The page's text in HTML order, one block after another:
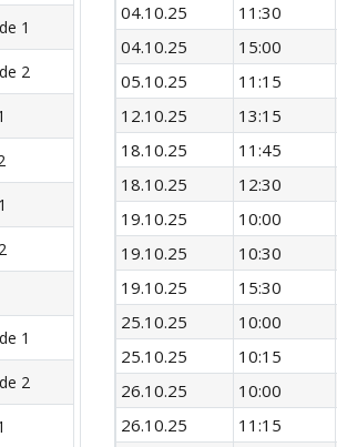
1
2
1
2
04.10.25
11:30
04.10.25
15:00
05.10.25
11:15
12.10.25
13:15
18.10.25
11:45
18.10.25
12:30
19.10.25
10:00
19.10.25
10:30
19.10.25
15:30
25.10.25
10:00
25.10.25
10:15
26.10.25
10:00
26.10.25
11:15